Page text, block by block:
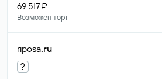
69 517 ₽
Возможен торг
riposa.ru
?